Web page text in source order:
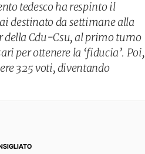
tedesco ha respinto il
destinato da settimane alla
della Cdu-Csu, al primo turno
per ottenere la ‘fiducia’. Poi,
325 voti, diventando